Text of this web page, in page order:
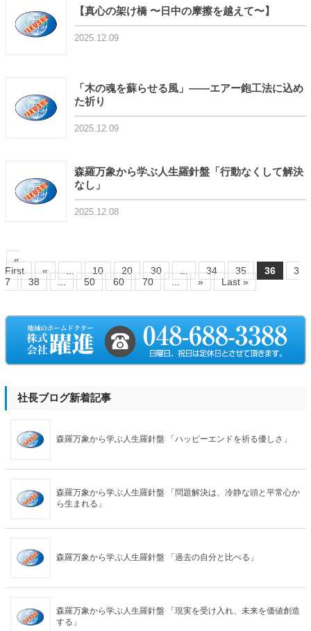
【真心の架け橋 〜日中の摩擦を越えて〜】
2025.12.09
「木の魂を蘇らせる風」――エアー鉋工法に込め
た祈り
2025.12.09
森羅万象から学ぶ人生羅針盤「行動なくして解決
なし」
2025.12.08
«
First
« ... 10 20 30 ... 34 35 36
3
7
38 ... 50 60 70 ... » Last »
社長ブログ新着記事
森羅万象から学ぶ人生羅針盤 「ハッピーエンドを祈る優しさ」
森羅万象から学ぶ人生羅針盤 「問題解決は、冷静な頭と平常心か
ら生まれる」
森羅万象から学ぶ人生羅針盤 「過去の自分と比べる」
森羅万象から学ぶ人生羅針盤 「現実を受け入れ、未来を価値創造
する」